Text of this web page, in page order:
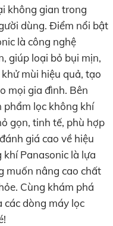
không gian trong
dùng. Điểm nổi bật
là công nghệ
giúp loại bỏ bụi mịn,
mùi hiệu quả, tạo
mọi gia đình. Bên
phẩm lọc không khí
gọn, tinh tế, phù hợp
giá cao về hiệu
Panasonic là lựa
muốn nâng cao chất
Cùng khám phá
dòng máy lọc